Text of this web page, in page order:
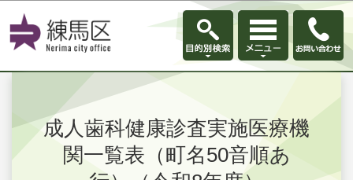
このページの本文へ移動
成人歯科健康診査実施医療機
関一覧表（町名50音順あ